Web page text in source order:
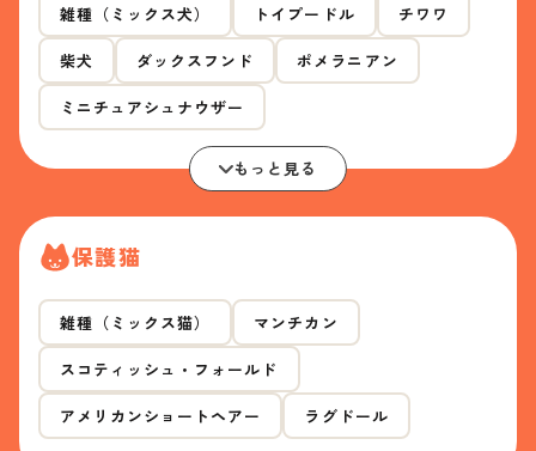
雑種（ミックス犬） トイプードル チワワ
柴犬 ダックスフンド ポメラニアン
ミニチュアシュナウザー
もっと見る
保護猫
雑種（ミックス猫） マンチカン
スコティッシュ・フォールド
アメリカンショートヘアー ラグドール